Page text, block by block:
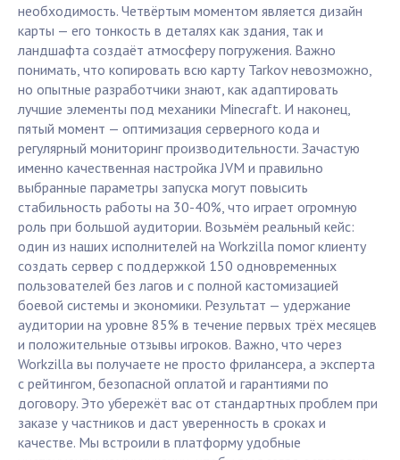
необходимость. Четвёртым моментом является дизайн
карты — его тонкость в деталях как здания, так и
ландшафта создаёт атмосферу погружения. Важно
понимать, что копировать всю карту Tarkov невозможно,
но опытные разработчики знают, как адаптировать
лучшие элементы под механики Minecraft. И наконец,
пятый момент — оптимизация серверного кода и
регулярный мониторинг производительности. Зачастую
именно качественная настройка JVM и правильно
выбранные параметры запуска могут повысить
стабильность работы на 30-40%, что играет огромную
роль при большой аудитории. Возьмём реальный кейс:
один из наших исполнителей на Workzilla помог клиенту
создать сервер с поддержкой 150 одновременных
пользователей без лагов и с полной кастомизацией
боевой системы и экономики. Результат — удержание
аудитории на уровне 85% в течение первых трёх месяцев
и положительные отзывы игроков. Важно, что через
Workzilla вы получаете не просто фрилансера, а эксперта
с рейтингом, безопасной оплатой и гарантиями по
договору. Это убережёт вас от стандартных проблем при
заказе у частников и даст уверенность в сроках и
качестве. Мы встроили в платформу удобные